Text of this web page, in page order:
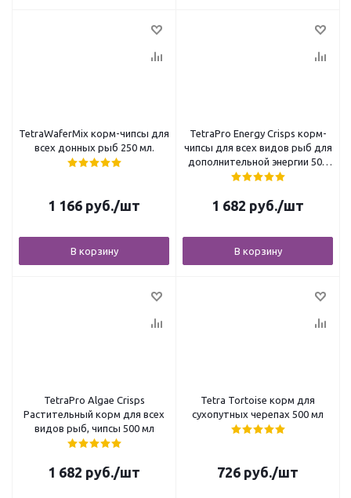
TetraWaferMix корм-чипсы для
всех донных рыб 250 мл.
1 166 руб./шт
В корзину
TetraPro Energy Crisps корм-
чипсы для всех видов рыб для
дополнительной энергии 500
мл
1 682 руб./шт
В корзину
TetraPro Algae Crisps
Растительный корм для всех
видов рыб, чипсы 500 мл
1 682 руб./шт
Tetra Tortoise корм для
сухопутных черепах 500 мл
726 руб./шт